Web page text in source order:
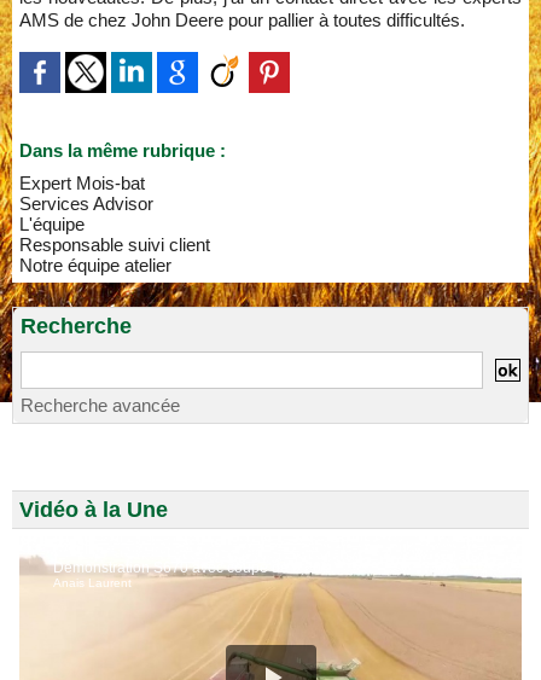
AMS de chez John Deere pour pallier à toutes difficultés.
Dans la même rubrique :
Expert Mois-bat
Services Advisor
L'équipe
Responsable suivi client
Notre équipe atelier
Recherche
Recherche avancée
Vidéo à la Une